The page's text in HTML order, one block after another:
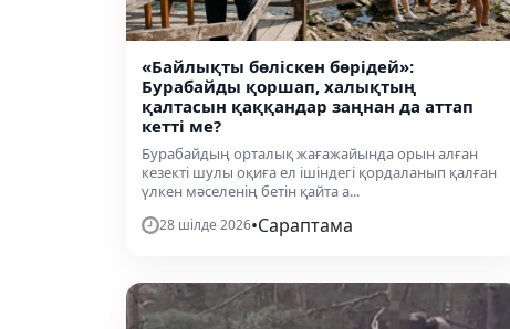
«Байлықты бөліскен бөрідей»:
Бурабайды қоршап, халықтың
қалтасын қаққандар заңнан да аттап
кетті ме?
Бурабайдың орталық жағажайында орын алған
кезекті шулы оқиға ел ішіндегі қордаланып қалған
үлкен мәселенің бетін қайта а...
28 шілде 2026•Сараптама